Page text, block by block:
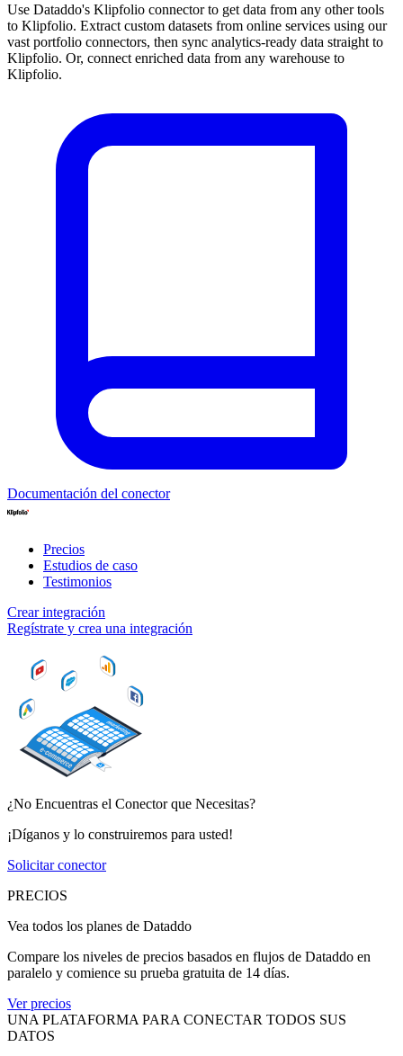
Use Dataddo's Klipfolio connector to get data from any other tools
to Klipfolio. Extract custom datasets from online services using our
vast portfolio connectors, then sync analytics-ready data straight to
Klipfolio. Or, connect enriched data from any warehouse to
Klipfolio.
Documentación del conector
Precios
Estudios de caso
Testimonios
Crear integración
Regístrate y crea una integración
¿No Encuentras el Conector que Necesitas?
¡Díganos y lo construiremos para usted!
Solicitar conector
PRECIOS
Vea todos los planes de Dataddo
Compare los niveles de precios basados en flujos de Dataddo en
paralelo y comience su prueba gratuita de 14 días.
Ver precios
UNA PLATAFORMA PARA CONECTAR TODOS SUS
DATOS